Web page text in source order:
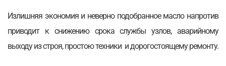
Излишняя экономия и неверно подобранное масло напротив
приводит к снижению срока службы узлов, аварийному
выходу из строя, простою техники и дорогостоящему ремонту.